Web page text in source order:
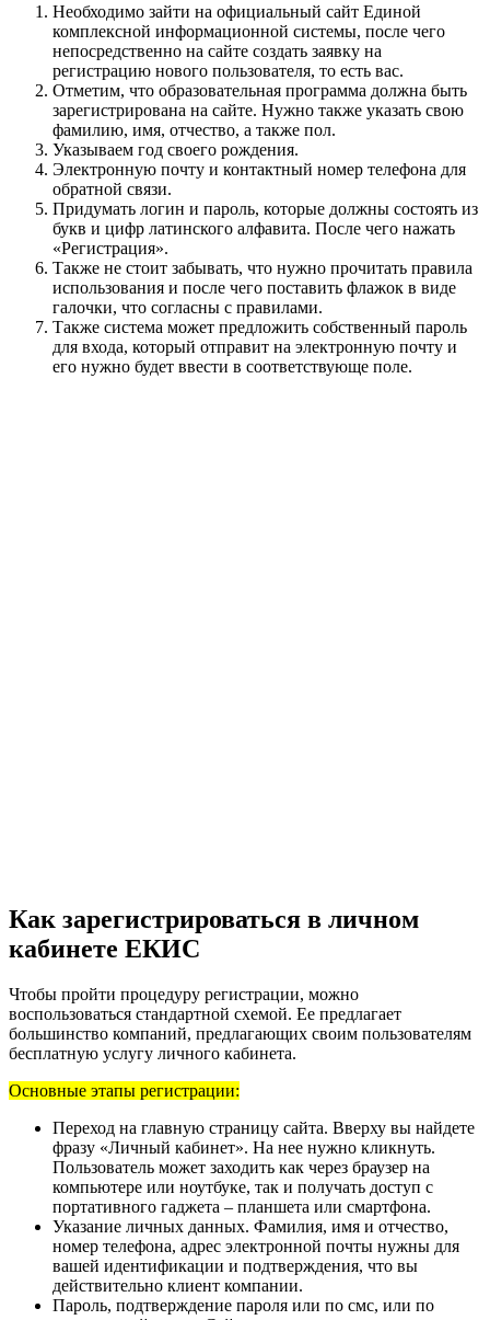
Необходимо зайти на официальный сайт Единой
комплексной информационной системы, после чего
непосредственно на сайте создать заявку на
регистрацию нового пользователя, то есть вас.
Отметим, что образовательная программа должна быть
зарегистрирована на сайте. Нужно также указать свою
фамилию, имя, отчество, а также пол.
Указываем год своего рождения.
Электронную почту и контактный номер телефона для
обратной связи.
Придумать логин и пароль, которые должны состоять из
букв и цифр латинского алфавита. После чего нажать
«Регистрация».
Также не стоит забывать, что нужно прочитать правила
использования и после чего поставить флажок в виде
галочки, что согласны с правилами.
Также система может предложить собственный пароль
для входа, который отправит на электронную почту и
его нужно будет ввести в соответствующе поле.
Как зарегистрироваться в личном
кабинете ЕКИС
Чтобы пройти процедуру регистрации, можно
воспользоваться стандартной схемой. Ее предлагает
большинство компаний, предлагающих своим пользователям
бесплатную услугу личного кабинета.
Основные этапы регистрации:
Переход на главную страницу сайта. Вверху вы найдете
фразу «Личный кабинет». На нее нужно кликнуть.
Пользователь может заходить как через браузер на
компьютере или ноутбуке, так и получать доступ с
портативного гаджета – планшета или смартфона.
Указание личных данных. Фамилия, имя и отчество,
номер телефона, адрес электронной почты нужны для
вашей идентификации и подтверждения, что вы
действительно клиент компании.
Пароль, подтверждение пароля или по смс, или по